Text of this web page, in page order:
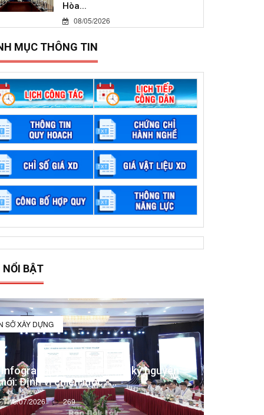
Hòa...
08/05/2026
MỤC THÔNG TIN
NỔI BẬT
SỞ XÂY DỰNG
Đắk Lắk trong kỷ nguyên
Định vị chiến lược -...
13/07/2026 269